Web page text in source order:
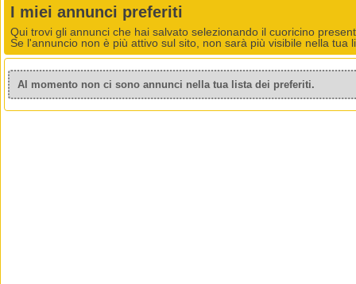
I miei annunci preferiti
Qui trovi gli annunci che hai salvato selezionando il cuoricino
Se l'annuncio non è più attivo sul sito, non sarà più visibile nella tua
Al momento non ci sono annunci nella tua lista dei preferiti.